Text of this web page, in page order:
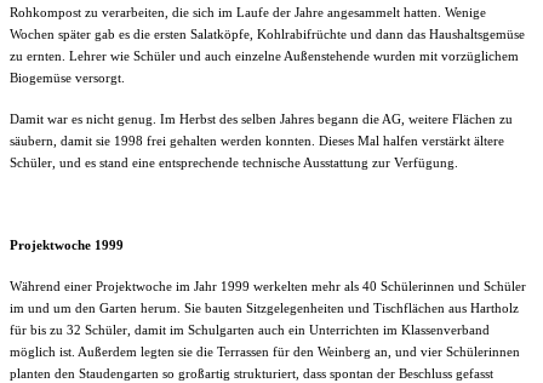
Rohkompost zu verarbeiten, die sich im Laufe der Jahre angesammelt hatten. Wenige
Wochen später gab es die ersten Salatköpfe, Kohlrabifrüchte und dann das Haushaltsgemüse
zu ernten. Lehrer wie Schüler und auch einzelne Außenstehende wurden mit vorzüglichem
Biogemüse versorgt.
Damit war es nicht genug. Im Herbst des selben Jahres begann die AG, weitere Flächen zu
säubern, damit sie 1998 frei gehalten werden konnten. Dieses Mal halfen verstärkt ältere
Schüler, und es stand eine entsprechende technische Aus­stattung zur Verfügung.
Projektwoche 1999
Während einer Projektwoche im Jahr 1999 werkelten mehr als 40 Schülerinnen und Schüler
im und um den Garten herum. Sie bauten Sitzgelegenheiten und Tischflächen aus Hartholz
für bis zu 32 Schüler, damit im Schulgarten auch ein Unterrichten im Klassenverband
möglich ist. Außerdem legten sie die Terrassen für den Weinberg an, und vier Schülerinnen
planten den Staudengarten so großartig strukturiert, dass spontan der Beschluss gefasst